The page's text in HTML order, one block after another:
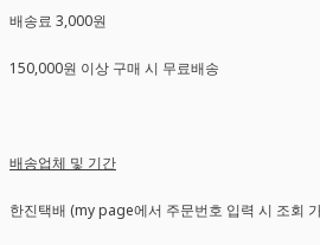
배송료 3,000원
150,000원 이상 구매 시 무료배송
배송업체 및 기간
한진택배 (my page에서 주문번호 입력 시 조회